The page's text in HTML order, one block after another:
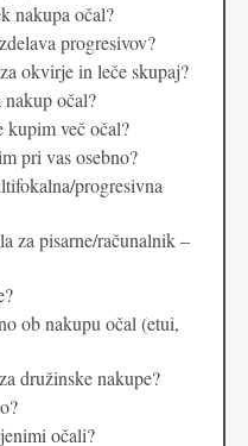
nakupa očal?
progresivov?
okvirje in leče skupaj?
očal?
kupim več očal?
pri vas osebno?
progresivna
za pisarne/računalnik –
ob nakupu očal (etui,
družinske nakupe?
očali?